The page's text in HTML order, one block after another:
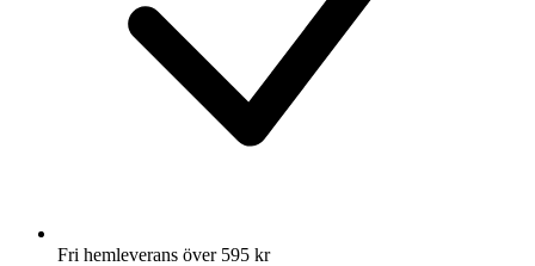
Fri hemleverans över 595 kr